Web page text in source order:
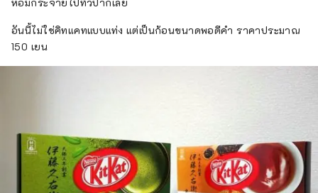
อันนี้ไม่ใช่คิทแคทแบบแท่ง แต่เป็นก้อนขนาดพอดีคำ ราคาประมาณ
150 เยน